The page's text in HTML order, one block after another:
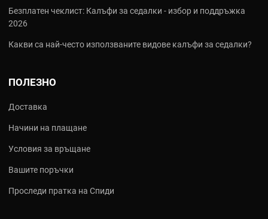
Безплатен чеклист: Калъфи за седалки - избор и поддръжка
2026
Какви са най‑често използваните видове калъфи за седалки?
ПОЛЕЗНО
Доставка
Начини на плащане
Условия за връщане
Вашите поръчки
Проследи пратка на Спиди